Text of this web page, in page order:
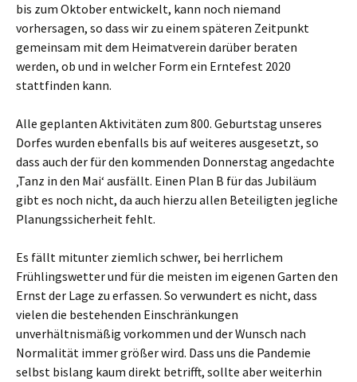
bis zum Oktober entwickelt, kann noch niemand
vorhersagen, so dass wir zu einem späteren Zeitpunkt
gemeinsam mit dem Heimatverein darüber beraten
werden, ob und in welcher Form ein Erntefest 2020
stattfinden kann.
Alle geplanten Aktivitäten zum 800. Geburtstag unseres
Dorfes wurden ebenfalls bis auf weiteres ausgesetzt, so
dass auch der für den kommenden Donnerstag angedachte
‚Tanz in den Mai‘ ausfällt. Einen Plan B für das Jubiläum
gibt es noch nicht, da auch hierzu allen Beteiligten jegliche
Planungssicherheit fehlt.
Es fällt mitunter ziemlich schwer, bei herrlichem
Frühlingswetter und für die meisten im eigenen Garten den
Ernst der Lage zu erfassen. So verwundert es nicht, dass
vielen die bestehenden Einschränkungen
unverhältnismäßig vorkommen und der Wunsch nach
Normalität immer größer wird. Dass uns die Pandemie
selbst bislang kaum direkt betrifft, sollte aber weiterhin